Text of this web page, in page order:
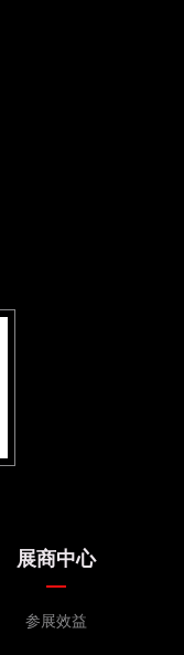
展商中心
参展效益